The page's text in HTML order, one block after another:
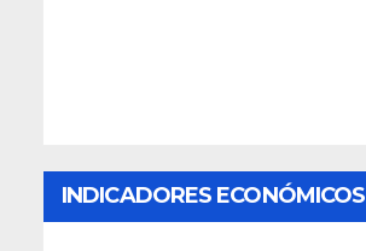
INDICADORES ECONÓMICOS